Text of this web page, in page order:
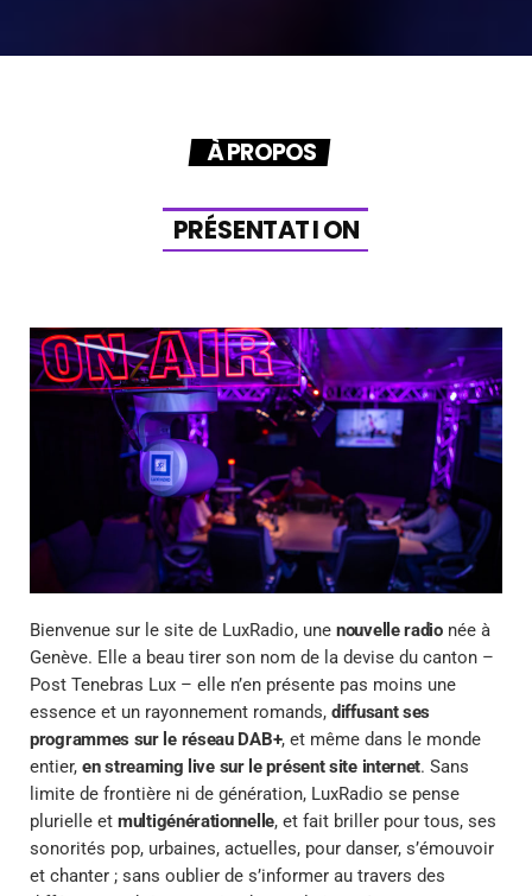
À PROPOS
PRÉSENTATION
Bienvenue sur le site de LuxRadio, une nouvelle radionée à
Genève. Elle a beau tirer son nom de la devise du canton –
Post Tenebras Lux – elle n’en présente pas moins une
essence et un rayonnement romands, diffusant ses
programmes sur le réseau DAB+, et même dans le monde
entier, en streaming live sur le présent site internet. Sans
limite de frontière ni de génération, LuxRadio se pense
plurielle et multigénérationnelle, et fait briller pour tous, ses
sonorités pop, urbaines, actuelles, pour danser, s’émouvoir
et chanter ; sans oublier de s’informer au travers des